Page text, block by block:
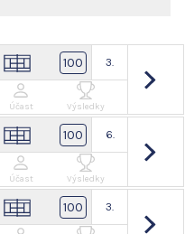
100 3.
Účast Výsledky
100 6.
Účast Výsledky
100 3.